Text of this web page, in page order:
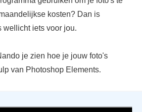
kosten? Dan is
wellicht iets voor jou.
je zien hoe je jouw foto's
van Photoshop Elements.